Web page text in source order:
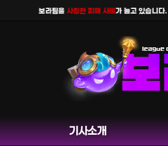
보라팀을사칭한 피해 사례가 늘고 있습니다. 보
기사소개